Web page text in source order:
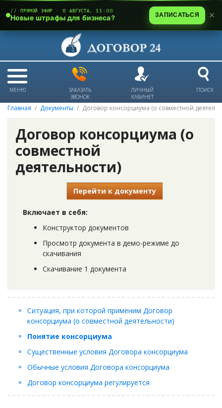
МЕНЮ
ЗАКАЗАТЬ
ЗВОНОК
ЛИЧНЫЙ
КАБИНЕТ
ПОИСК
Главная Документы Договор консорциума (о совместной
Договор консорциума (о
совместной
деятельности)
Перейти к документу
Включает в себя:
Конструктор документов
Просмотр документа в демо-режиме до
скачивания
Скачивание 1 документа
Ситуация, при которой применим Договор
консорциума (о совместной деятельности)
Понятие консорциума
Существенные условия Договора консорциума
Обычные условия Договора консорциума
Договор консорциума регулируется
// ПРЯМОЙ ЭФИР · 6 АВГУСТА, 11:00
Новые штрафы для бизнеса? ЗАПИСАТЬСЯ